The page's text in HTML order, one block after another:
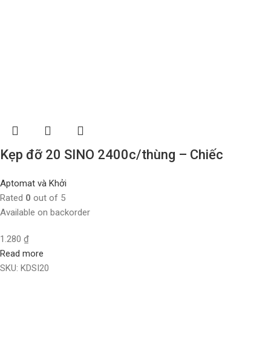
Kẹp đỡ 20 SINO 2400c/thùng – Chiếc
Aptomat và Khởi
Rated 0 out of 5
Available on backorder
1.280 ₫
Read more
SKU: KDSI20